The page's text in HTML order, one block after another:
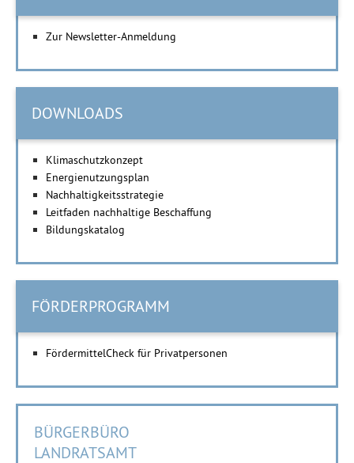
Zur Newsletter-Anmeldung
DOWNLOADS
Klimaschutzkonzept
Energienutzungsplan
Nachhaltigkeitsstrategie
Leitfaden nachhaltige Beschaffung
Bildungskatalog
FÖRDERPROGRAMM
FördermittelCheck für Privatpersonen
BÜRGERBÜRO
LANDRATSAMT